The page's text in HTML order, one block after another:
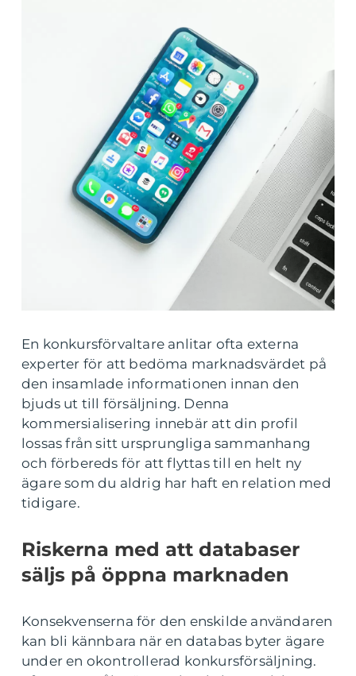
En konkursförvaltare anlitar ofta externa
experter för att bedöma marknadsvärdet på
den insamlade informationen innan den
bjuds ut till försäljning. Denna
kommersialisering innebär att din profil
lossas från sitt ursprungliga sammanhang
och förbereds för att flyttas till en helt ny
ägare som du aldrig har haft en relation med
tidigare.
Riskerna med att databaser
säljs på öppna marknaden
Konsekvenserna för den enskilde användaren
kan bli kännbara när en databas byter ägare
under en okontrollerad konkursförsäljning.